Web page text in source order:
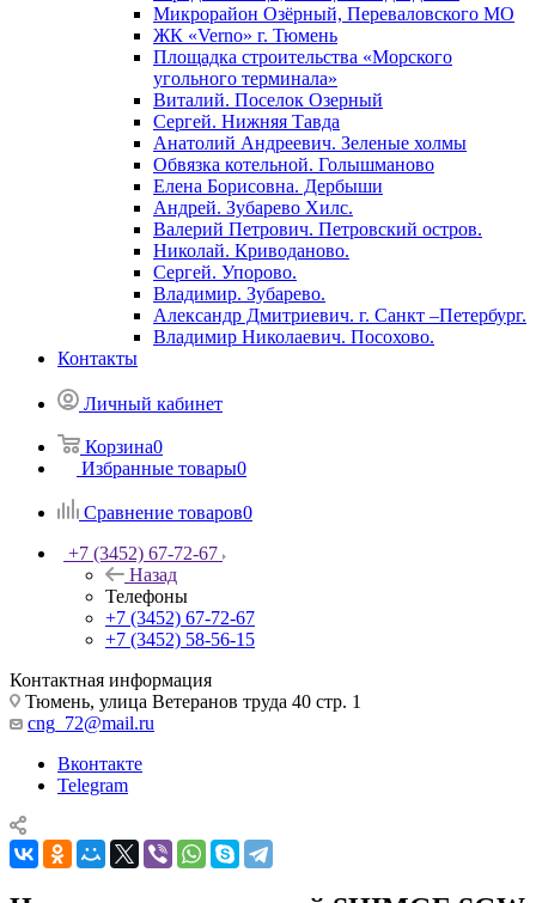
Микрорайон Озёрный, Переваловского МО
ЖК «Verno» г. Тюмень
Площадка строительства «Морского
угольного терминала»
Виталий. Поселок Озерный
Сергей. Нижняя Тавда
Анатолий Андреевич. Зеленые холмы
Обвязка котельной. Голышманово
Елена Борисовна. Дербыши
Андрей. Зубарево Хилс.
Валерий Петрович. Петровский остров.
Николай. Криводаново.
Сергей. Упорово.
Владимир. Зубарево.
Александр Дмитриевич. г. Санкт –Петербург.
Владимир Николаевич. Посохово.
Контакты
Личный кабинет
Корзина0
Избранные товары0
Сравнение товаров0
+7 (3452) 67-72-67
Назад
Телефоны
+7 (3452) 67-72-67
+7 (3452) 58-56-15
Контактная информация
Тюмень, улица Ветеранов труда 40 стр. 1
cng_72@mail.ru
Вконтакте
Telegram